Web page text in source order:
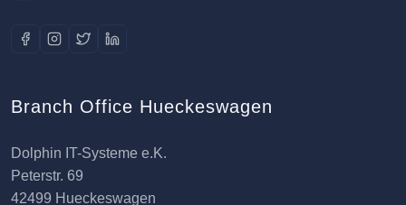
Branch Office Hueckeswagen
Dolphin IT-Systeme e.K.
Peterstr. 69
42499 Hueckeswagen